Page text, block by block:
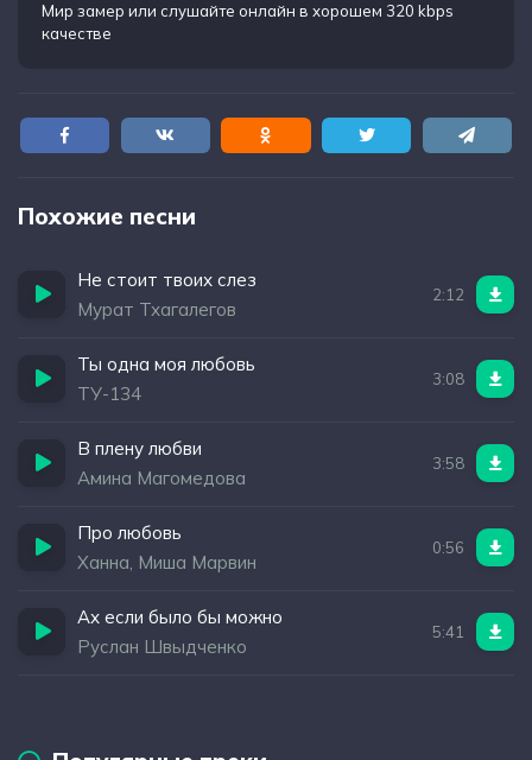
Наш с тобой рассказ многотомный
Мир замер или слушайте онлайн в хорошем 320 kbps
качестве
Похожие песни
Не стоит твоих слез
Мурат Тхагалегов
2:12
Ты одна моя любовь
ТУ-134
3:08
В плену любви
Амина Магомедова
3:58
Про любовь
Ханна, Миша Марвин
0:56
Ах если было бы можно
Руслан Швыдченко
5:41